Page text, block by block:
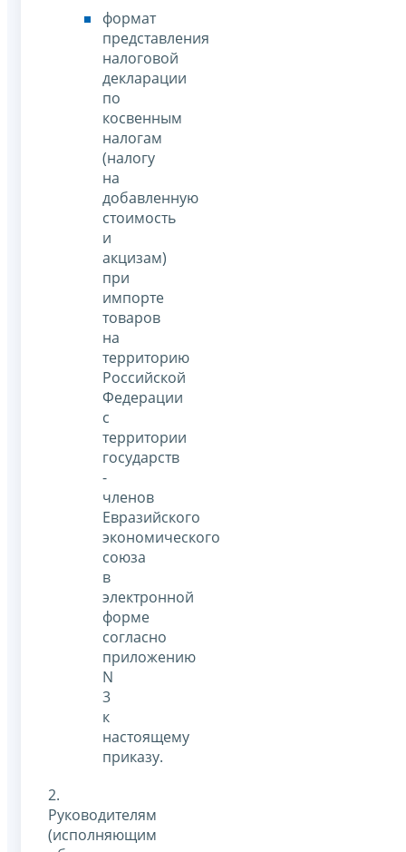
формат
представления
налоговой
декларации
по
косвенным
налогам
(налогу
на
добавленную
стоимость
и
акцизам)
при
импорте
товаров
на
территорию
Российской
Федерации
с
территории
государств
-
членов
Евразийского
экономического
союза
в
электронной
форме
согласно
приложению
N
3
к
настоящему
приказу.
2.
Руководителям
(исполняющим